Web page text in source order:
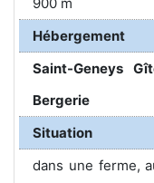
Hébergement
Saint-Geneys
Bergerie
Situation
dans une ferme,